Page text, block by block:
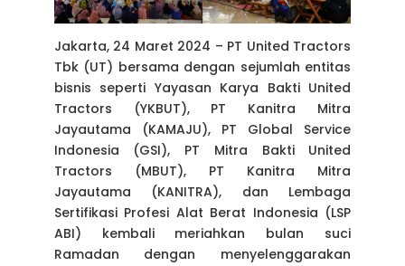
Jakarta, 24 Maret 2024 – PT United Tractors
Tbk (UT) bersama dengan sejumlah entitas
bisnis seperti Yayasan Karya Bakti United
Tractors (YKBUT), PT Kanitra Mitra
Jayautama (KAMAJU), PT Global Service
Indonesia (GSI), PT Mitra Bakti United
Tractors (MBUT), PT Kanitra Mitra
Jayautama (KANITRA), dan Lembaga
Sertifikasi Profesi Alat Berat Indonesia (LSP
ABI) kembali meriahkan bulan suci
Ramadan dengan menyelenggarakan